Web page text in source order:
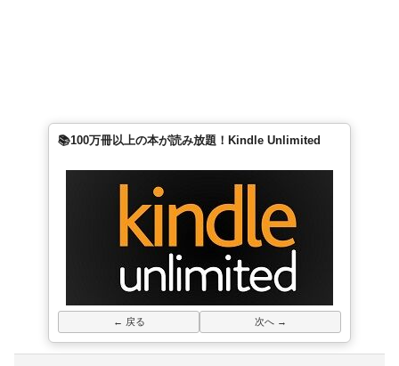
📚100万冊以上の本が読み放題！Kindle Unlimited
← 戻る 次へ →